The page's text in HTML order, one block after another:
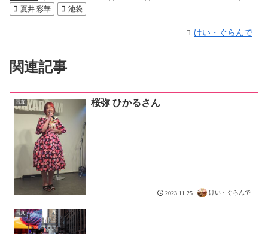
夏井 彩華
池袋
けい・ぐらんで
関連記事
写真 桜弥 ひかるさん
2023.11.25 けい・ぐらんで
写真